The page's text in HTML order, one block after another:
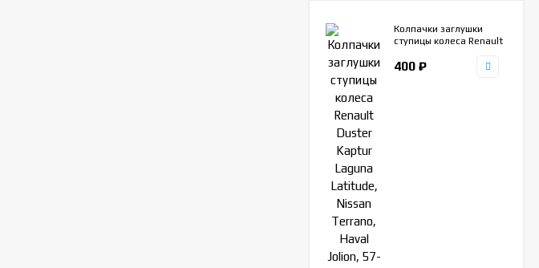
Колпачки заглушки
ступицы колеса Renault
Latitude, Nissan
400 ₽